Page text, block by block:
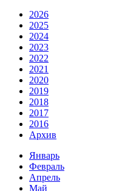
2026
2025
2024
2023
2022
2021
2020
2019
2018
2017
2016
Архив
Январь
Февраль
Апрель
Май